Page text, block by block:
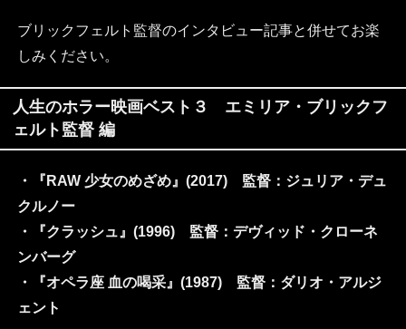
ブリックフェルト監督のインタビュー記事と併せてお楽
しみください。
人生のホラー映画ベスト３ エミリア・ブリックフ
ェルト監督 編
・『RAW 少女のめざめ』(2017) 監督：ジュリア・デュ
クルノー
・『クラッシュ』(1996) 監督：デヴィッド・クローネ
ンバーグ
・『オペラ座 血の喝采』(1987) 監督：ダリオ・アルジ
ェント